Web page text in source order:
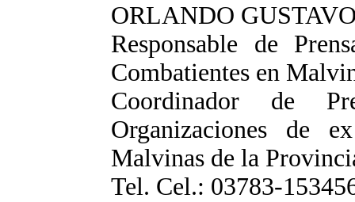
ORLANDO
Responsable de
Combatientes en
Coordinador de
Organizaciones de
Malvinas de la
Tel. Cel.: 03783-